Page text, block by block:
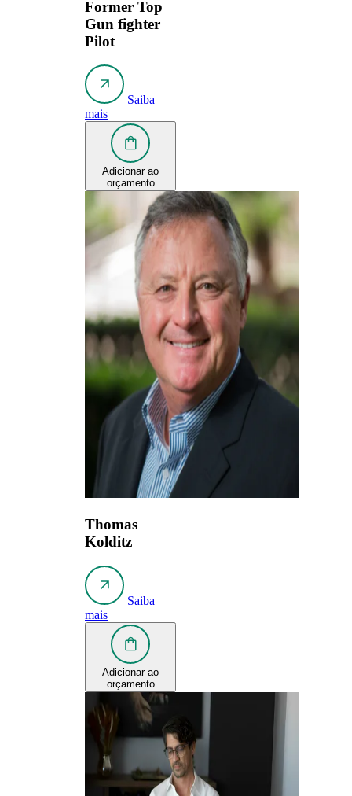
Former Top
Gun fighter
Pilot
Saiba
mais
Adicionar ao
orçamento
Thomas
Kolditz
Saiba
mais
Adicionar ao
orçamento